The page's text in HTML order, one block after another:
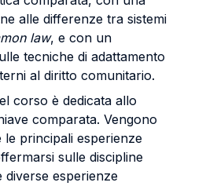
alle differenze tra sistemi
law, e con un
tecniche di adattamento
al diritto comunitario.
corso è dedicata allo
comparata. Vengono
principali esperienze
sulle discipline
diverse esperienze